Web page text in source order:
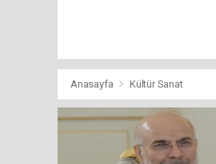
Anasayfa Kültür Sanat